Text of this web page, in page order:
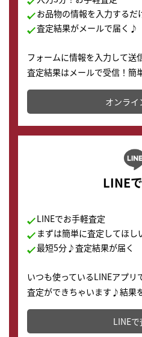
お品物の情報を入力するだ
査定結果がメールで届く♪
フォームに情報を入力して送
査定結果はメールで受信！簡
かります。
オンライ
LINE
LINEでお手軽査定
まずは簡単に査定してほし
最短5分♪査定結果が届く
いつも使っているLINEアプ
査定ができちゃいます♪結果
どこからでもすぐに査定金額
LINEで